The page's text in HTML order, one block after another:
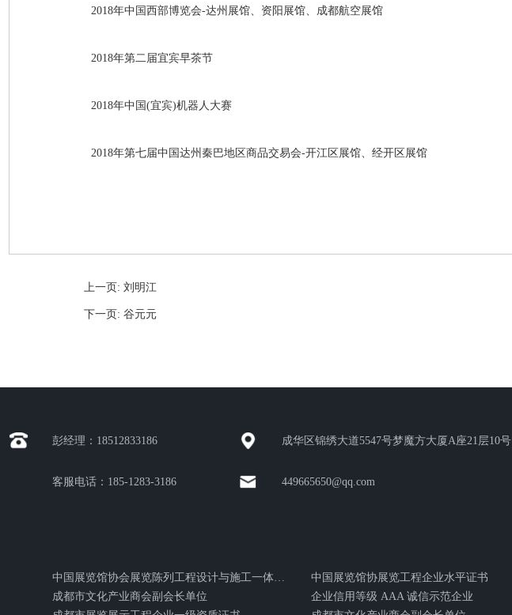
2018年中国西部博览会-达州展馆、资阳展馆、成都航空展馆
2018年第二届宜宾早茶节
2018年中国(宜宾)机器人大赛
2018年第七届中国达州秦巴地区商品交易会-开江区展馆、经开区展馆
上一页: 刘明江
下一页: 谷元元
彭经理：18512833186
客服电话：185-1283-3186
成华区锦绣大道5547号梦魔方大厦A座21层10号
449665650@qq.com
中国展览馆协会展览陈列工程设计与施工一体化证书 中国展览馆协展览工程企业水平证书
成都市文化产业商会副会长单位
企业信用等级 AAA 诚信示范企业